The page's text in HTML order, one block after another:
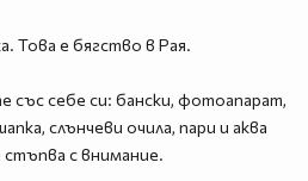
Това е бягство в Рая.
със себе си: бански, фотоапарат,
слънчеви очила, пари и аква
с внимание.